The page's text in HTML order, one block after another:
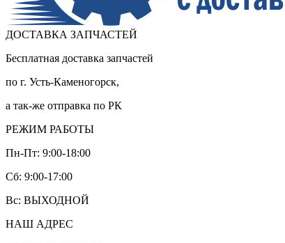
ДОСТАВКА ЗАПЧАСТЕЙ
Бесплатная доставка запчастей
по г. Усть-Каменогорск,
а так-же отправка по РК
РЕЖИМ РАБОТЫ
Пн-Пт: 9:00-18:00
Cб: 9:00-17:00
Вс: ВЫХОДНОЙ
НАШ АДРЕС